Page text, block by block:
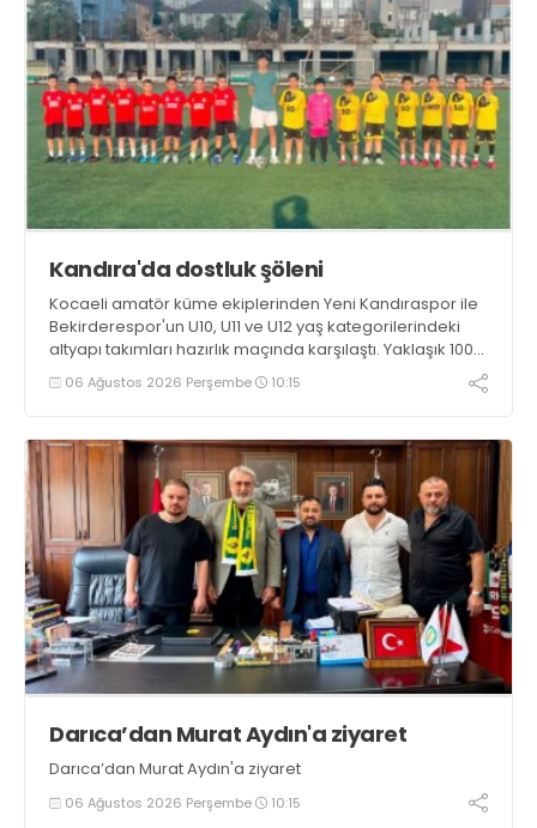
Kandıra'da dostluk şöleni
Kocaeli amatör küme ekiplerinden Yeni Kandıraspor ile
Bekirderespor'un U10, U11 ve U12 yaş kategorilerindeki
altyapı takımları hazırlık maçında karşılaştı. Yaklaşık 100
genç futbolcunun ter döktüğü maçların ardından
sporculara Kandıra'nın yöresel lezzeti mancarlı pide ve
06 Ağustos 2026 Perşembe 10:15
Darıca’dan Murat Aydın'a ziyaret
Darıca’dan Murat Aydın'a ziyaret
06 Ağustos 2026 Perşembe 10:15